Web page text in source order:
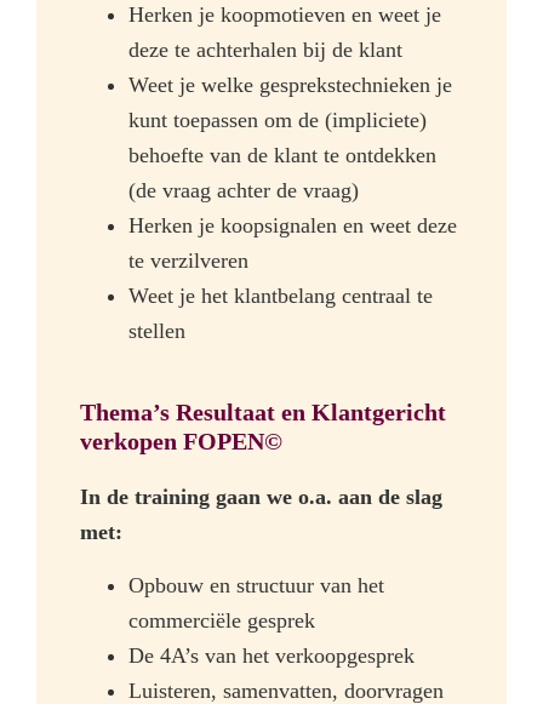
Herken je koopmotieven en weet je
deze te achterhalen bij de klant
Weet je welke gesprekstechnieken je
kunt toepassen om de (impliciete)
behoefte van de klant te ontdekken
(de vraag achter de vraag)
Herken je koopsignalen en weet deze
te verzilveren
Weet je het klantbelang centraal te
stellen
Thema’s Resultaat en Klantgericht
verkopen FOPEN©
In de training gaan we o.a. aan de slag
met:
Opbouw en structuur van het
commerciële gesprek
De 4A’s van het verkoopgesprek
Luisteren, samenvatten, doorvragen